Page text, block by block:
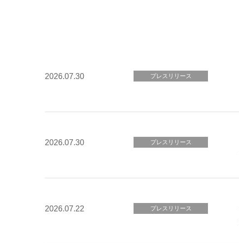
2026.07.30 プレスリリース
2026.07.30 プレスリリース
2026.07.22 プレスリリース